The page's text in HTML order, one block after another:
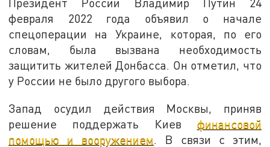
февраля 2022 года объявил о начале
спецоперации на Украине, которая, по его
словам, была вызвана необходимость
защитить жителей Донбасса. Он отметил, что
у России не было другого выбора.
Запад осудил действия Москвы, приняв
решение поддержать Киев финансовой
помощью и вооружением. В связи с этим,